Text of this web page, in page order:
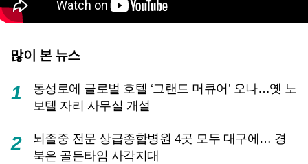
많이 본 뉴스
1
동성로에 글로벌 호텔 ‘그랜드 머큐어’ 오나…옛 노
보텔 자리 사무실 개설
2
뇌졸중 전문 상급종합병원 4곳 모두 대구에… 경
북은 골든타임 사각지대